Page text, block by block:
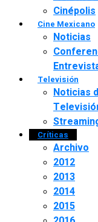
Cinépolis
Cine Mexicano
Noticias
Televisión
Noticias
Críticas
Archivo
2012
2013
2014
2015